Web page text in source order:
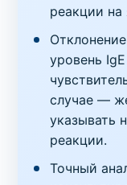
реакции
уровень
случае —
указывать
реакции.
Точный